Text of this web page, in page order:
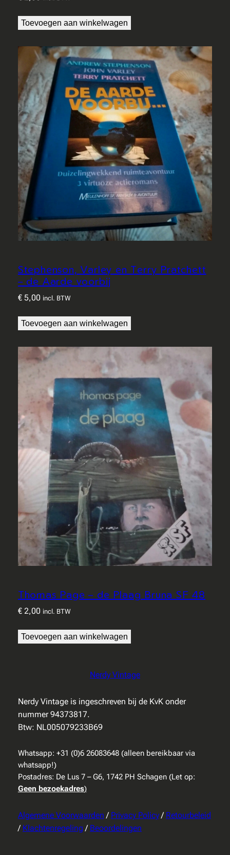
Toevoegen aan winkelwagen
Stephenson, Varley en Terry Pratchett
– de Aarde voorbij
€5,00 incl. BTW
Toevoegen aan winkelwagen
Thomas Page – de Plaag Bruna SF 48
€2,00 incl. BTW
Toevoegen aan winkelwagen
Nerdy Vintage
Nerdy Vintage is ingeschreven bij de KvK onder
nummer 94373817.
Btw: NL005079233B69
Whatsapp: +31 (0)6 26083648 (alleen bereikbaar via
whatsapp!)
Postadres: De Lus 7 – G6, 1742 PH Schagen (Let op:
Geen bezoekadres)
Algemene Voorwaarden / Privacy Policy/ Retourbeleid
/ Klachtenregeling / Beoordelingen